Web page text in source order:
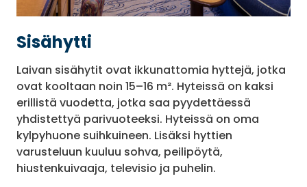
Sisähytti
Laivan sisähytit ovat ikkunattomia hyttejä, jotka
ovat kooltaan noin 15–16 m². Hyteissä on kaksi
erillistä vuodetta, jotka saa pyydettäessä
yhdistettyä parivuoteeksi. Hyteissä on oma
kylpyhuone suihkuineen. Lisäksi hyttien
varusteluun kuuluu sohva, peilipöytä,
hiustenkuivaaja, televisio ja puhelin.